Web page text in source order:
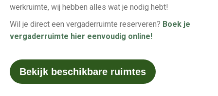
werkruimte, wij hebben alles wat je nodig hebt!
Wil je direct een vergaderruimte reserveren? Boek je
vergaderruimte hier eenvoudig online!
Bekijk beschikbare ruimtes